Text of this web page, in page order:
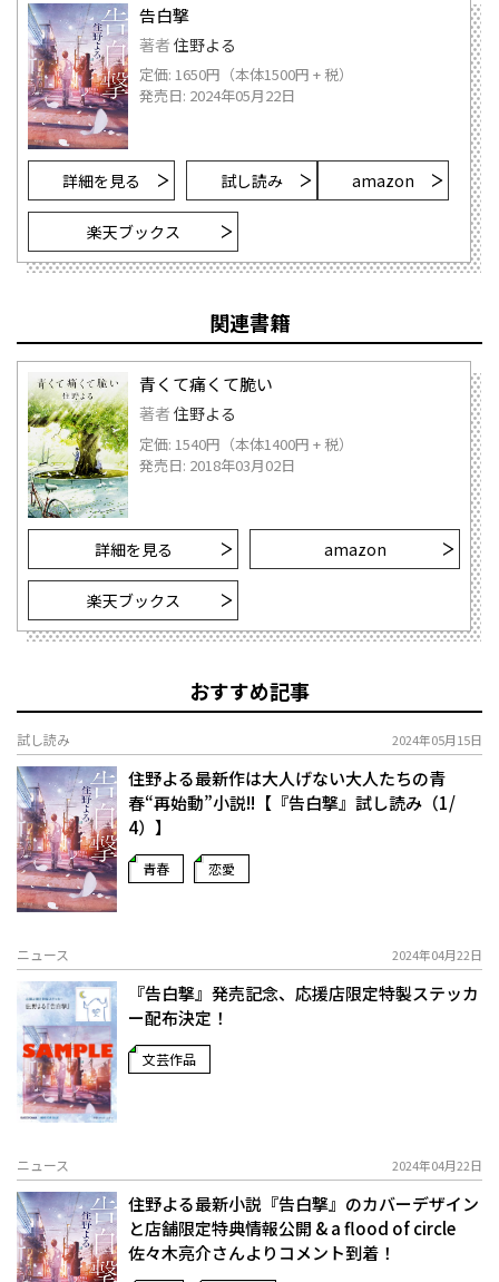
告白撃
著者 住野よる
定価: 1650円（本体1500円 + 税）
発売日: 2024年05月22日
詳細を見る 試し読み amazon
楽天ブックス
関連書籍
青くて痛くて脆い
著者 住野よる
定価: 1540円（本体1400円 + 税）
発売日: 2018年03月02日
詳細を見る amazon
楽天ブックス
おすすめ記事
試し読み 2024年05月15日
住野よる最新作は大人げない大人たちの青
春“再始動”小説!!【『告白撃』試し読み（1/
4）】
青春 恋愛
ニュース 2024年04月22日
『告白撃』発売記念、応援店限定特製ステッカ
ー配布決定！
文芸作品
ニュース 2024年04月22日
住野よる最新小説『告白撃』のカバーデザイン
と店舗限定特典情報公開 & a flood of circle
佐々木亮介さんよりコメント到着！